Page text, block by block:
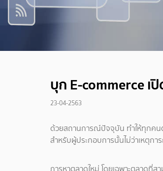
บุก E-commerce
23-04-2563
ด้วยสถานการณ์ปัจจุบัน ทำให้ทุกคน
สำหรับผู้ประกอบการนั้นไม่ว่าเหตุกา